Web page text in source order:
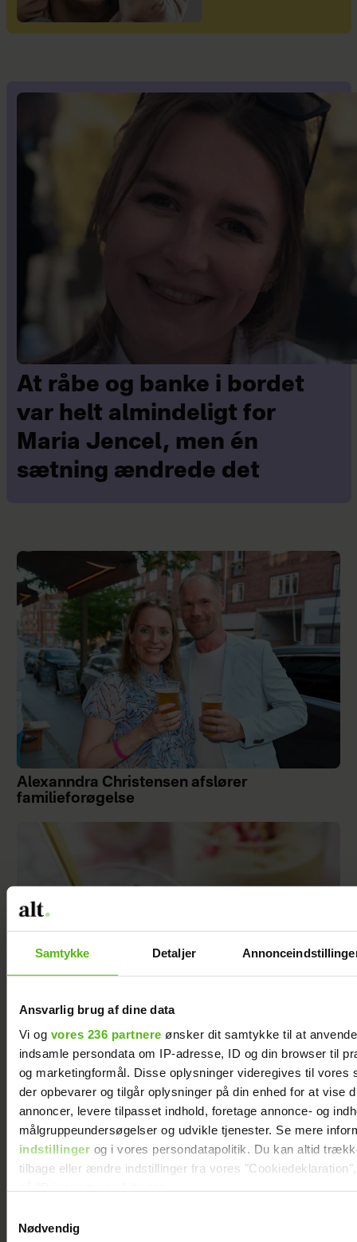
Samtykke Detaljer
Ansvarlig brug af dine data
Vi og vores 236 partnere ønsker dit samtykke til at
indsamle persondata om IP-adresse, ID og din browser til
og marketingformål. Disse oplysninger videregives til vores
der opbevarer og tilgår oplysninger på din enhed for at vise
annoncer, levere tilpasset indhold, foretage annonce- og
målgruppeundersøgelser og udvikle tjenester. Se mere
indstillingerog i vores persondatapolitik. Du kan altid
tilbage eller ændre indstillinger fra vores
Dine valg anvendes på hele websitet.
Nødvendig
At råbe og banke i bordet
var helt almindeligt for
Maria Jencel, men én
sætning ændrede det
Alexanndra Christensen afslører
familieforøgelse
Luftig og lækker lattemousse